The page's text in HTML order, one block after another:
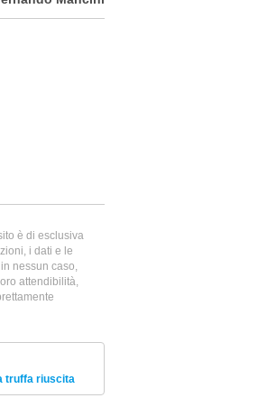
è di esclusiva
i dati e le
nessun caso,
attendibilità,
truffa riuscita